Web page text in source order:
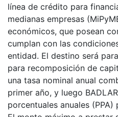
línea de crédito para
medianas empresas
económicos, que posean
cumplan con las
entidad. El destino será
para recomposición de
una tasa nominal anual
primer año, y luego
porcentuales anuales